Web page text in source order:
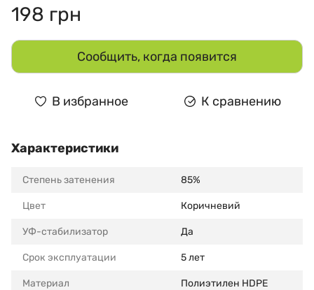
198 грн
Сообщить, когда появится
В избранное К сравнению
Характеристики
Степень затенения 85%
Цвет Коричневий
УФ-стабилизатор Да
Срок эксплуатации 5 лет
Материал Полиэтилен HDPE